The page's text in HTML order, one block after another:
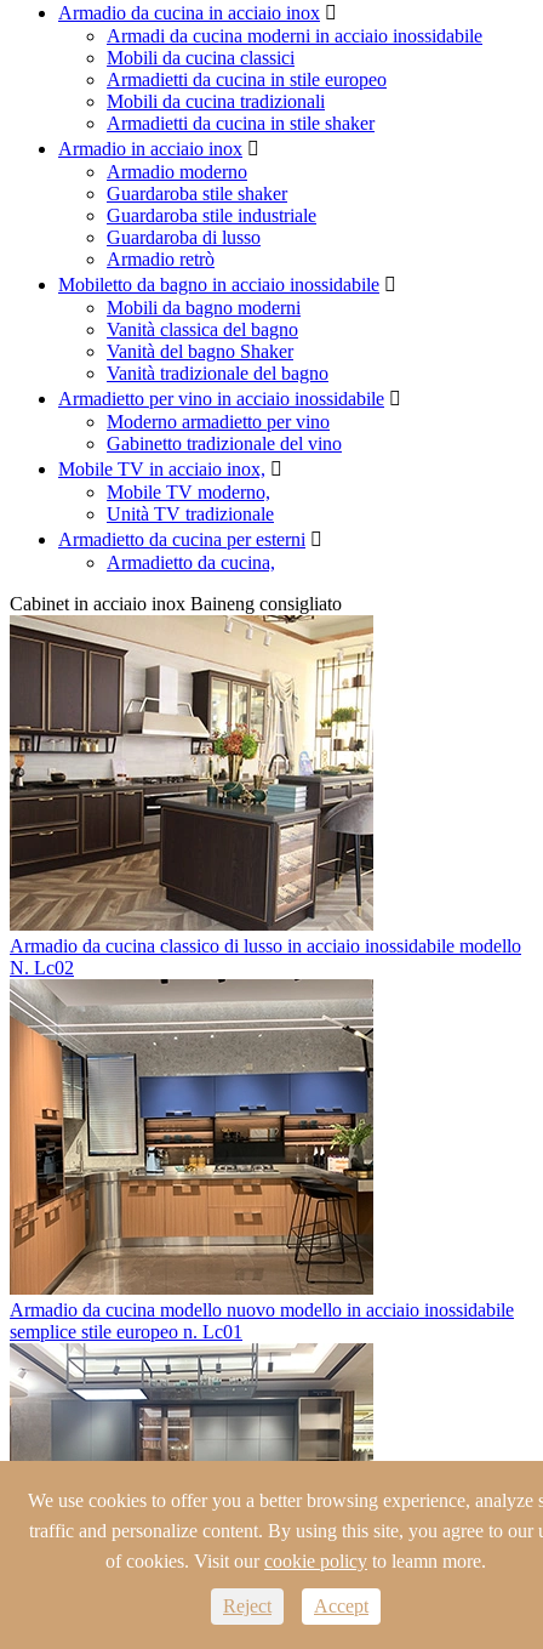
Armadio da cucina in acciaio inox 
Armadi da cucina moderni in acciaio inossidabile
Mobili da cucina classici
Armadietti da cucina in stile europeo
Mobili da cucina tradizionali
Armadietti da cucina in stile shaker
Armadio in acciaio inox 
Armadio moderno
Guardaroba stile shaker
Guardaroba stile industriale
Guardaroba di lusso
Armadio retrò
Mobiletto da bagno in acciaio inossidabile 
Mobili da bagno moderni
Vanità classica del bagno
Vanità del bagno Shaker
Vanità tradizionale del bagno
Armadietto per vino in acciaio inossidabile 
Moderno armadietto per vino
Gabinetto tradizionale del vino
Mobile TV in acciaio inox, 
Mobile TV moderno,
Unità TV tradizionale
Armadietto da cucina per esterni 
Armadietto da cucina,
Cabinet in acciaio inox Baineng consigliato
Armadio da cucina classico di lusso in acciaio inossidabile modello
N. Lc02
Armadio da cucina modello nuovo modello in acciaio inossidabile
semplice stile europeo n. Lc01
We use cookies to offer you a better browsing experience, analyze
traffic and personalize content. By using this site, you agree to our
of cookies. Visit ourcookie policy to leamn more.
Reject Accept